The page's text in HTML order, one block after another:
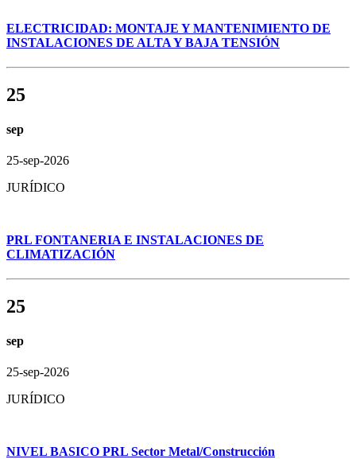
ELECTRICIDAD: MONTAJE Y MANTENIMIENTO DE
INSTALACIONES DE ALTA Y BAJA TENSIÓN
25
sep
25-sep-2026
JURÍDICO
PRL FONTANERIA E INSTALACIONES DE
CLIMATIZACIÓN
25
sep
25-sep-2026
JURÍDICO
NIVEL BASICO PRL Sector Metal/Construcción